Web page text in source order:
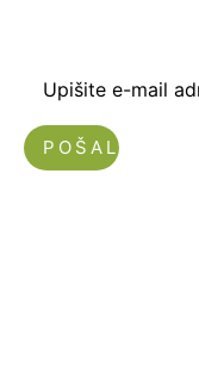
Upišite e-mail